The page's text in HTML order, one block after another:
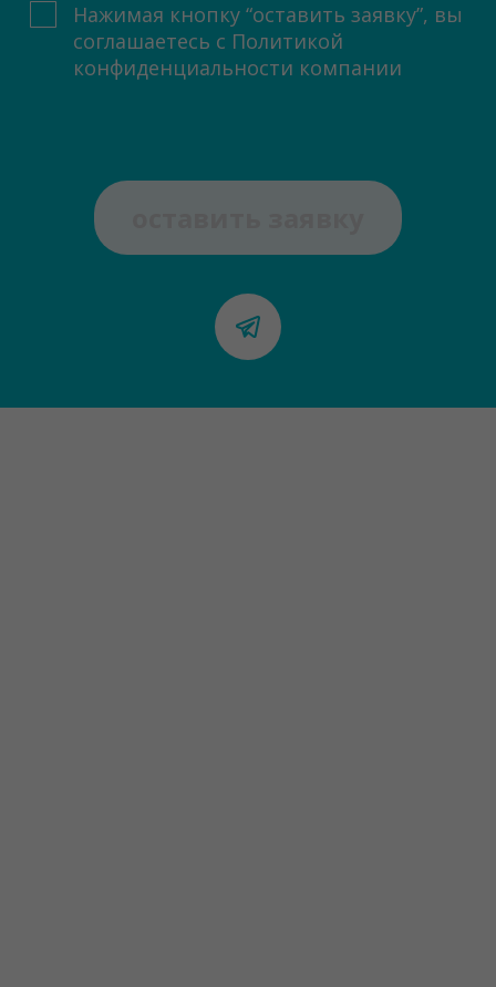
Нажимая кнопку “оставить заявку”, вы
соглашаетесь с Политикой
конфиденциальности компании